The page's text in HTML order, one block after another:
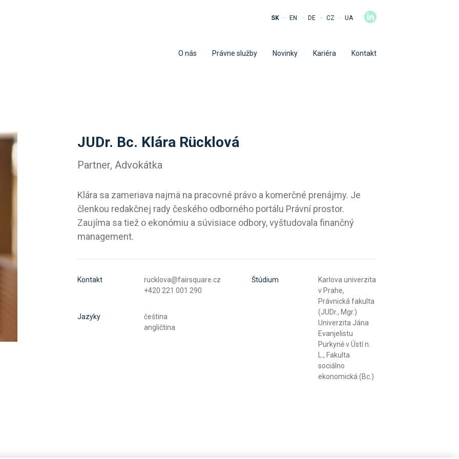
SK - EN - DE - CZ - UA
O nás Právne služby Novinky Kariéra Kontakt
JUDr. Bc. Klára Rücklová
Partner, Advokátka
Klára sa zameriava najmä na pracovné právo a komerčné prenájmy. Je
členkou redakčnej rady českého odborného portálu Právní prostor.
Zaujíma sa tiež o ekonómiu a súvisiace odbory, vyštudovala finančný
management.
Kontakt
rucklova@fairsquare.cz
+420 221 001 290
Jazyky
čeština
angličtina
Štúdium
Karlova univerzita
v Prahe,
Právnická fakulta
(JUDr., Mgr.)
Univerzita Jána
Evanjelistu
Purkyně v Ústí n.
L., Fakulta
sociálno
ekonomická (Bc.)